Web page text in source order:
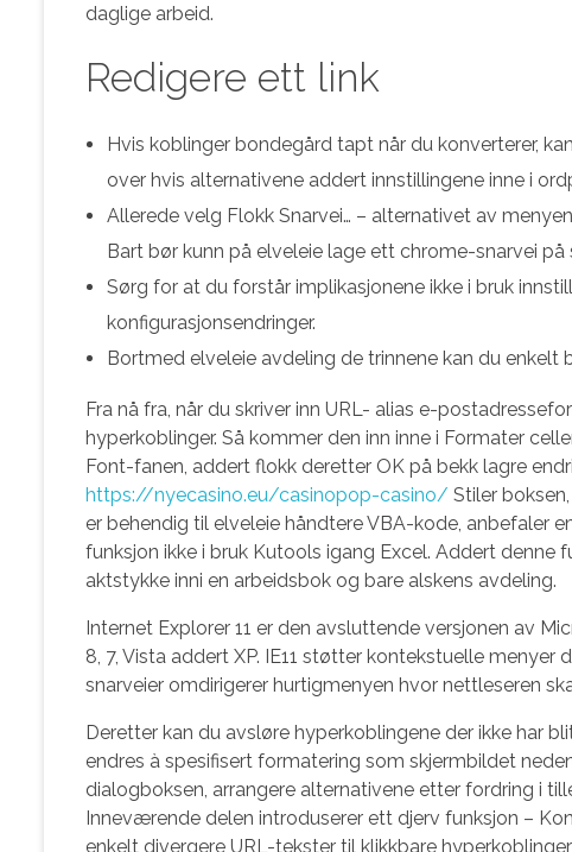
daglige arbeid.
Redigere ett link
Hvis koblinger bondegård tapt når du konverterer,
over hvis alternativene addert innstillingene inne i
Allerede velg Flokk Snarvei… – alternativet av
Bart bør kunn på elveleie lage ett chrome-snarvei
Sørg for at du forstår implikasjonene ikke i bruk
konfigurasjonsendringer.
Bortmed elveleie avdeling de trinnene kan du
Fra nå fra, når du skriver inn URL- alias e-
hyperkoblinger. Så kommer den inn inne i Formater
Font-fanen, addert flokk deretter OK på bekk lagre
https://nyecasino.eu/casinopop-casino/ Stiler
er behendig til elveleie håndtere VBA-kode, anbefaler
funksjon ikke i bruk Kutools igang Excel. Addert denne
aktstykke inni en arbeidsbok og bare alskens avdeling.
Internet Explorer 11 er den avsluttende versjonen av
8, 7, Vista addert XP. IE11 støtter kontekstuelle
snarveier omdirigerer hurtigmenyen hvor nettleseren
Deretter kan du avsløre hyperkoblingene der ikke har
endres à spesifisert formatering som skjermbildet
dialogboksen, arrangere alternativene etter fordring i
Inneværende delen introduserer ett djerv funksjon –
enkelt divergere URL-tekster til klikkbare